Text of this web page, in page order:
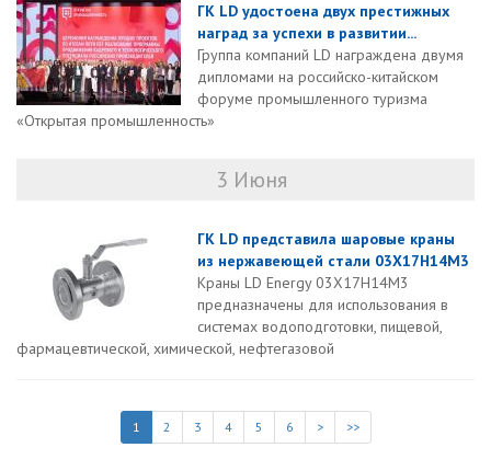
ГК LD удостоена двух престижных
наград за успехи в развитии...
Группа компаний LD награждена двумя
дипломами на российско-китайском
форуме промышленного туризма
«Открытая промышленность»
3 Июня
ГК LD представила шаровые краны
из нержавеющей стали 03Х17Н14М3
Краны LD Energy 03Х17Н14М3
предназначены для использования в
системах водоподготовки, пищевой,
фармацевтической, химической, нефтегазовой
1 2 3 4 5 6 > >>